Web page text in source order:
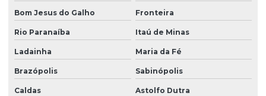
Bom Jesus do Galho Fronteira
Rio Paranaíba Itaú de Minas
Ladainha Maria da Fé
Brazópolis Sabinópolis
Caldas Astolfo Dutra